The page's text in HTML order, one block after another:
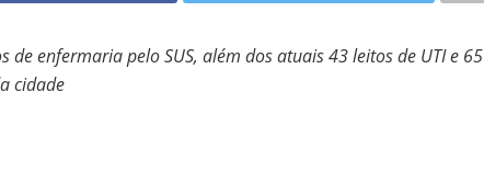
de enfermaria pelo SUS, além dos atuais 43 leitos de UTI e 65
cidade